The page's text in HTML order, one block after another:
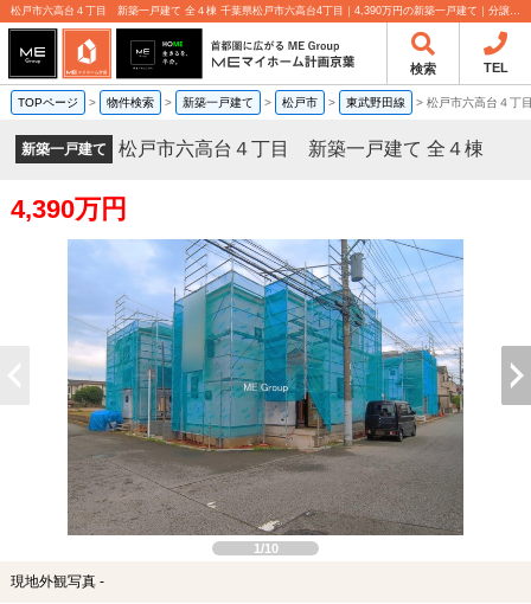
松戸市六高台４丁目 新築一戸建て 全４棟 千葉県松戸市六高台4丁目｜4,390万円の新築一戸建て｜分譲住宅や新築物件｜MEマイホーム計画京葉株式会社
検索 TEL
TOPページ > 物件検索 > 新築一戸建て > 松戸市 > 東武野田線 > 松戸市六高台４丁
新築一戸建て 松戸市六高台４丁目 新築一戸建て 全４棟
4,390万円
1/10
現地外観写真 -